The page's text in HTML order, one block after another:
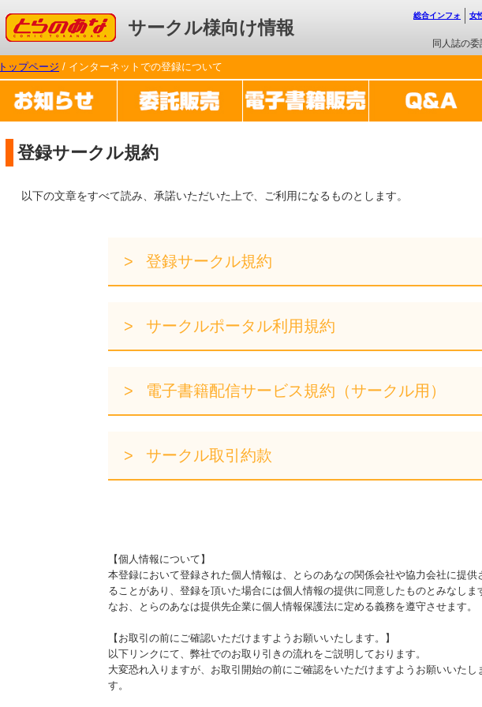
コミックとらのあな サークル様向け情報
同人誌の委
総合インフォ 女
トップページ / インターネットでの登録について
登録サークル規約
以下の文章をすべて読み、承諾いただいた上で、ご利用になるものとします。
登録サークル規約
サークルポータル利用規約
電子書籍配信サービス規約（サークル用）
サークル取引約款
【個人情報について】
本登録において登録された個人情報は、とらのあなの関係会社や協力会社に提供
ることがあり、登録を頂いた場合には個人情報の提供に同意したものとみなしま
なお、とらのあなは提供先企業に個人情報保護法に定める義務を遵守させます。
【お取引の前にご確認いただけますようお願いいたします。】
以下リンクにて、弊社でのお取り引きの流れをご説明しております。
大変恐れ入りますが、お取引開始の前にご確認をいただけますようお願いいたし
す。